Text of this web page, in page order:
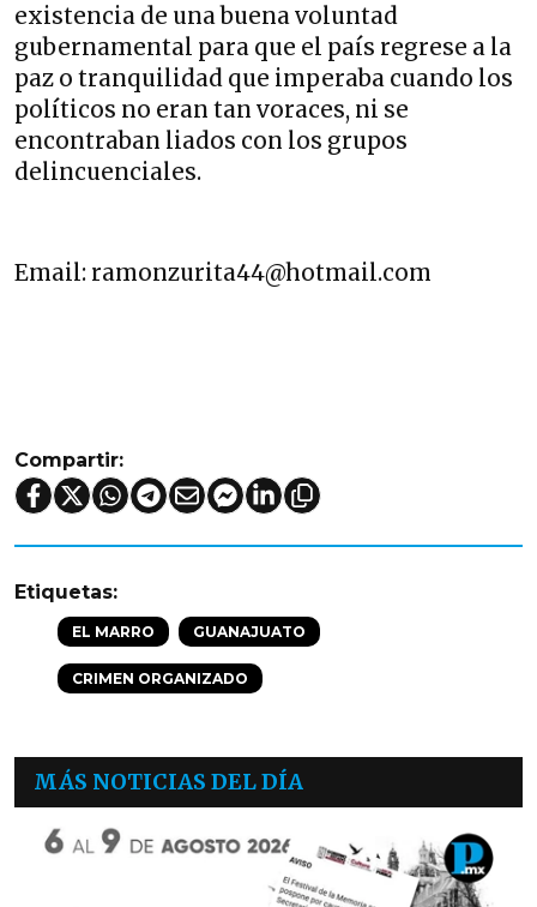
existencia de una buena voluntad
gubernamental para que el país regrese a la
paz o tranquilidad que imperaba cuando los
políticos no eran tan voraces, ni se
encontraban liados con los grupos
delincuenciales.
Email: ramonzurita44@hotmail.com
Compartir:
Etiquetas:
EL MARRO GUANAJUATO
CRIMEN ORGANIZADO
MÁS NOTICIAS DEL DÍA